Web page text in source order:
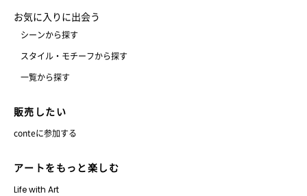
お気に入りに出会う
シーンから探す
スタイル・モチーフから探す
一覧から探す
販売したい
conteに参加する
アートをもっと楽しむ
Life with Art